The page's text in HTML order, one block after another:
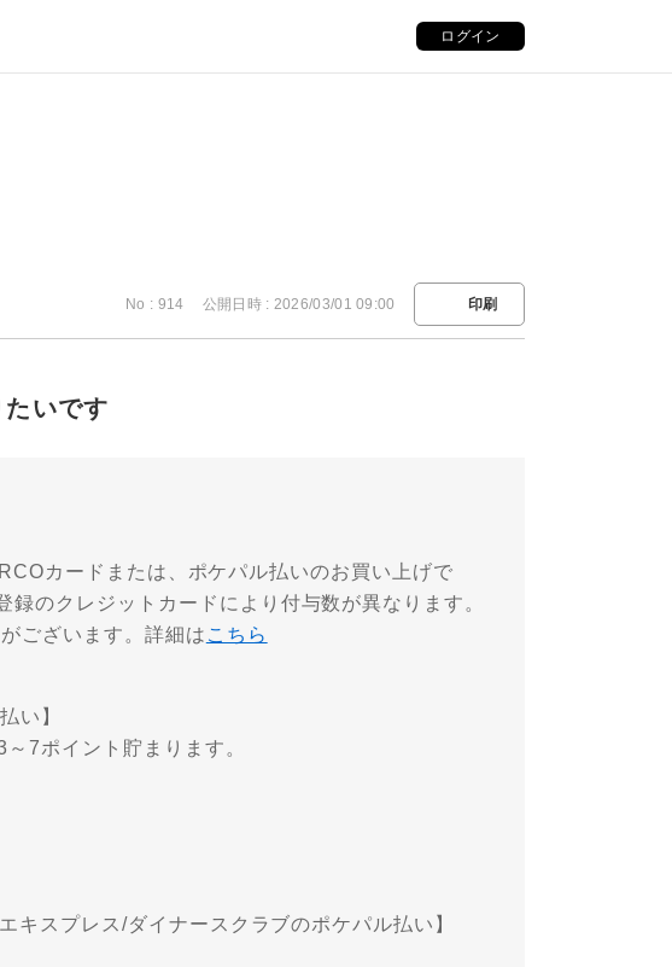
ログイン
No : 914 公開日時 : 2026/03/01 09:00 印刷
いです
カードまたは、ポケパル払いのお買い上げで
のクレジットカードにより付与数が異なります。
ございます。詳細は こちら
い】
7ポイント貯まります。
キスプレス/ダイナースクラブのポケパル払い】